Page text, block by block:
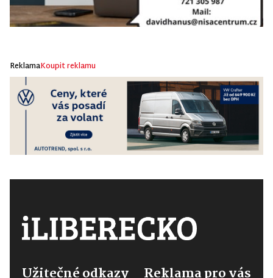
ReklamaKoupit reklamu